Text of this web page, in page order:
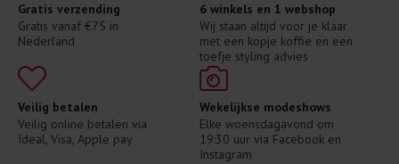
Gratis verzending
Gratis vanaf €75 in
Nederland
6 winkels en 1 webshop
Wij staan altijd voor je klaar
met een kopje koffie en een
toefje styling advies
Veilig betalen
Veilig online betalen via
Ideal, Visa, Apple pay
Wekelijkse modeshows
Elke woensdagavond om
19:30 uur via Facebook en
Instagram